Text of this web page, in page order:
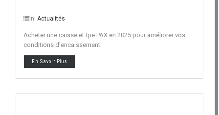
In: Actualités
Acheter une caisse et tpe PAX en 2025 pour améliorer vos
conditions d'encaissement.
En Savoir Plus